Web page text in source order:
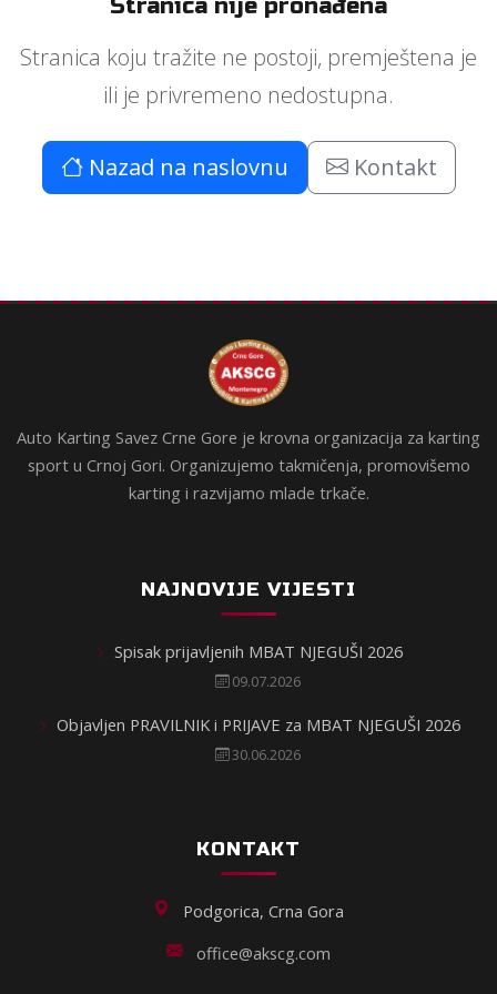
Stranica nije pronađena
Stranica koju tražite ne postoji, premještena je
ili je privremeno nedostupna.
Nazad na naslovnu Kontakt
Auto Karting Savez Crne Gore je krovna organizacija za karting
sport u Crnoj Gori. Organizujemo takmičenja, promovišemo
karting i razvijamo mlade trkače.
NAJNOVIJE VIJESTI
Spisak prijavljenih MBAT NJEGUŠI 2026
09.07.2026
Objavljen PRAVILNIK i PRIJAVE za MBAT NJEGUŠI 2026
30.06.2026
KONTAKT
Podgorica, Crna Gora
office@akscg.com